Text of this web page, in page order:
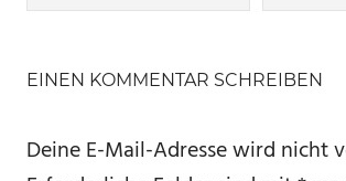
EINEN KOMMENTAR SCHREIBEN
Deine E-Mail-Adresse wird nicht